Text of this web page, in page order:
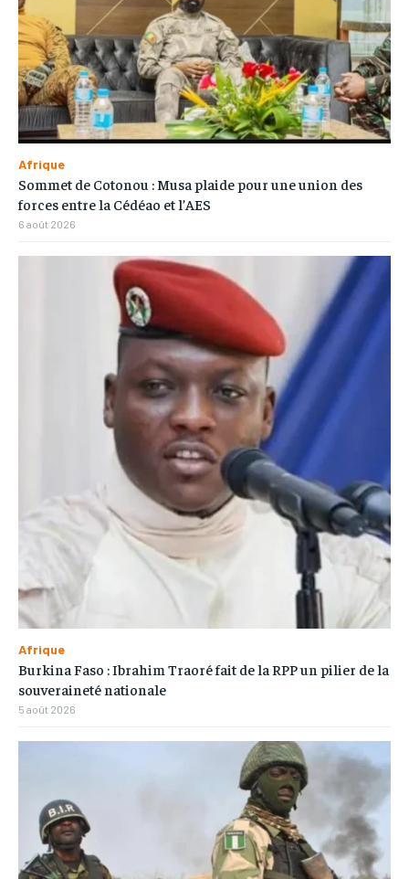
Afrique
Sommet de Cotonou : Musa plaide pour une union des
forces entre la Cédéao et l’AES
6 août 2026
Afrique
Burkina Faso : Ibrahim Traoré fait de la RPP un pilier de la
souveraineté nationale
5 août 2026